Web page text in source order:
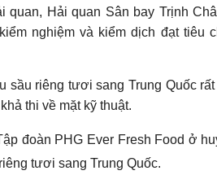
quan, Hải quan Sân bay Trịnh
nghiệm và kiểm dịch đạt tiêu
sầu riêng tươi sang Trung Quốc
thi về mặt kỹ thuật.
đoàn PHG Ever Fresh Food ở
tươi sang Trung Quốc.